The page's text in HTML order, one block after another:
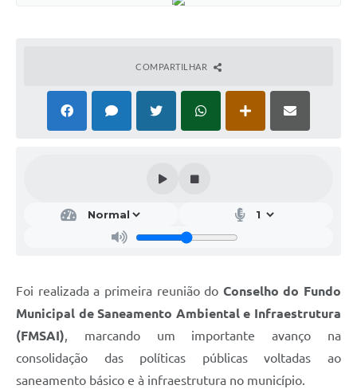
COMPARTILHAR
Foi realizada a primeira reunião do Conselho do Fundo
Municipal de Saneamento Ambiental e Infraestrutura
(FMSAI), marcando um importante avanço na
consolidação das políticas públicas voltadas ao
saneamento básico e à infraestrutura no município.